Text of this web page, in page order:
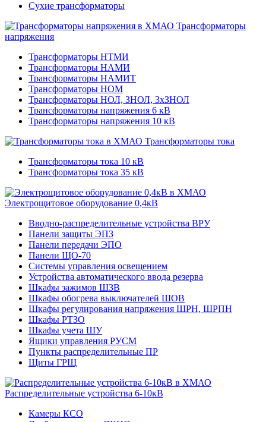
Сухие трансформаторы
Трансформаторы
напряжения
Трансформаторы НТМИ
Трансформаторы НАМИ
Трансформаторы НАМИТ
Трансформаторы НОМ
Трансформаторы НОЛ, ЗНОЛ, 3хЗНОЛ
Трансформаторы напряжения 6 кВ
Трансформаторы напряжения 10 кВ
Трансформаторы тока
Трансформаторы тока 10 кВ
Трансформаторы тока 35 кВ
Электрощитовое оборудование 0,4кВ
Вводно-распределительные устройства ВРУ
Панели защиты ЭПЗ
Панели передачи ЭПО
Панели ЩО-70
Системы управления освещением
Устройства автоматического ввода резерва
Шкафы зажимов ШЗВ
Шкафы обогрева выключателей ШОВ
Шкафы регулирования напряжения ШРН, ШРПН
Шкафы РТЗО
Шкафы учета ШУ
Ящики управления РУСМ
Пункты распределительные ПР
Щиты ГРЩ
Распределительные устройства 6-10кВ
Камеры КСО